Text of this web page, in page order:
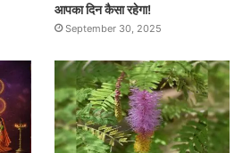
आपका दिन कैसा रहेगा!
September 30, 2025